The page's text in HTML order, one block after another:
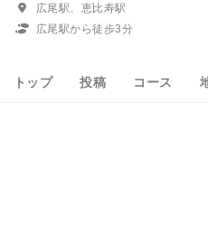
広尾駅、恵比寿駅
広尾駅から徒歩3分
トップ 投稿 コース